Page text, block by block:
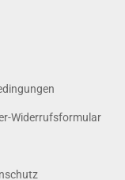
Widerrufsformular